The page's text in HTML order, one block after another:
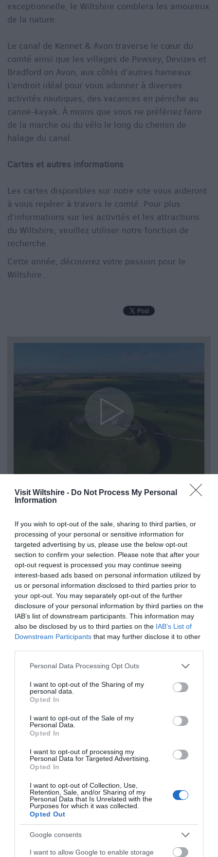
Visit Wiltshire - Do Not Process My Personal
Information
If you wish to opt-out of the sale, sharing to third parties, or
processing of your personal or sensitive information for
targeted advertising by us, please use the below opt-out
section to confirm your selection. Please note that after your
opt-out request is processed you may continue seeing
interest-based ads based on personal information utilized by
us or personal information disclosed to third parties prior to
your opt-out. You may separately opt-out of the further
disclosure of your personal information by third parties on the
IAB’s list of downstream participants. This information may
also be disclosed by us to third parties on the IAB’s List of
Downstream Participants that may further disclose it to other
Please note that this website/app uses one or more Google
not limited to your visit or usage behaviour. You may click to
grant or deny consent to Google and its third-party tags to
use your data for below specified purposes in below Google
consent section.
Personal Data Processing Opt Outs
I want to opt-out of the Sharing of my
personal data.
Opted In
I want to opt-out of the Sale of my
Personal Data.
Opted In
I want to opt-out of processing my
Personal Data for Targeted Advertising.
Opted In
I want to opt-out of Collection, Use,
Retention, Sale, and/or Sharing of my
Personal Data that Is Unrelated with the
Purposes for which it was collected.
Opted Out
Google consents
I want to allow Google to enable storage
exceptionnelle, le Wiltshire comblera les amoureux
de la nature.
Le canal de Kennet & Avon traverse le cœur du
comté ainsi que les villages de Pewsey, Devizes et
Bradford on Avon, aux côtés d’autres hameaux.
L’endroit idéal pour vous adonner à diverses
activités nautiques, des vacances en péniche au
canoë-kayak. À moins que vous ne préfériez faire
de la marche ou du vélo le long du chemin de
halage du canal.
Cartes et autres informations
Les cartes disponibles sur notre site vous aideront
à vous repérer à travers le comté. Pour plus
d’informations sur les activités et les attractions
du Wiltshire, veuillez utiliser notre fonction de
recherche.
Cette année, découvrez votre passion pour le
Wiltshire…
f
Activités et sorties
Le Wiltshire, terre
d’idées et
d’inspirations
dans le Wiltshire